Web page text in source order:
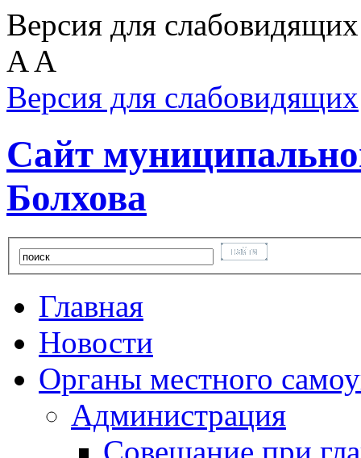
Версия для
A A
Версия для слабовидящих
Сайт
Болхова
Главная
Новости
Органы местного
Администрация